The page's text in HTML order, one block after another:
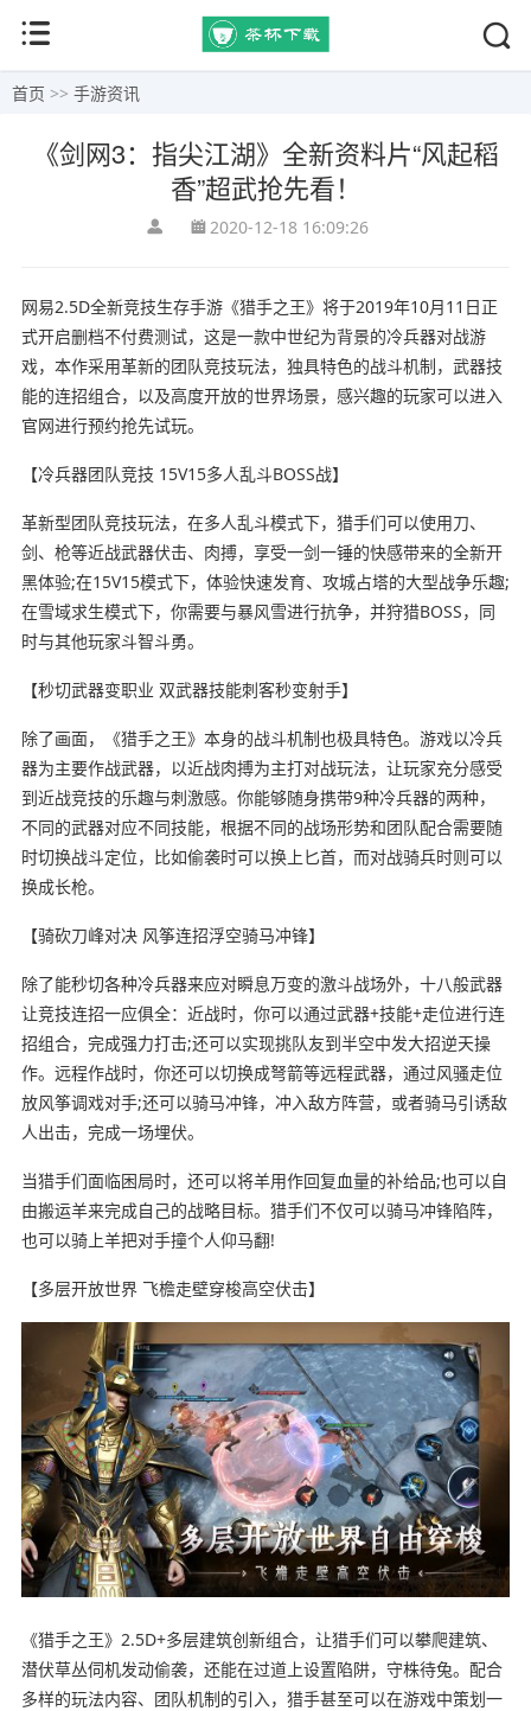
首页 >> 手游资讯
《剑网3：指尖江湖》全新资料片“风起稻
香”超武抢先看！
2020-12-18 16:09:26
网易2.5D全新竞技生存手游《猎手之王》将于2019年10月11日正
式开启删档不付费测试，这是一款中世纪为背景的冷兵器对战游
戏，本作采用革新的团队竞技玩法，独具特色的战斗机制，武器技
能的连招组合，以及高度开放的世界场景，感兴趣的玩家可以进入
官网进行预约抢先试玩。
【冷兵器团队竞技 15V15多人乱斗BOSS战】
革新型团队竞技玩法，在多人乱斗模式下，猎手们可以使用刀、
剑、枪等近战武器伏击、肉搏，享受一剑一锤的快感带来的全新开
黑体验;在15V15模式下，体验快速发育、攻城占塔的大型战争乐趣;
在雪域求生模式下，你需要与暴风雪进行抗争，并狩猎BOSS，同
时与其他玩家斗智斗勇。
【秒切武器变职业 双武器技能刺客秒变射手】
除了画面，《猎手之王》本身的战斗机制也极具特色。游戏以冷兵
器为主要作战武器，以近战肉搏为主打对战玩法，让玩家充分感受
到近战竞技的乐趣与刺激感。你能够随身携带9种冷兵器的两种，
不同的武器对应不同技能，根据不同的战场形势和团队配合需要随
时切换战斗定位，比如偷袭时可以换上匕首，而对战骑兵时则可以
换成长枪。
【骑砍刀峰对决 风筝连招浮空骑马冲锋】
除了能秒切各种冷兵器来应对瞬息万变的激斗战场外，十八般武器
让竞技连招一应俱全：近战时，你可以通过武器+技能+走位进行连
招组合，完成强力打击;还可以实现挑队友到半空中发大招逆天操
作。远程作战时，你还可以切换成弩箭等远程武器，通过风骚走位
放风筝调戏对手;还可以骑马冲锋，冲入敌方阵营，或者骑马引诱敌
人出击，完成一场埋伏。
当猎手们面临困局时，还可以将羊用作回复血量的补给品;也可以自
由搬运羊来完成自己的战略目标。猎手们不仅可以骑马冲锋陷阵，
也可以骑上羊把对手撞个人仰马翻!
【多层开放世界 飞檐走壁穿梭高空伏击】
《猎手之王》2.5D+多层建筑创新组合，让猎手们可以攀爬建筑、
潜伏草丛伺机发动偷袭，还能在过道上设置陷阱，守株待兔。配合
多样的玩法内容、团队机制的引入，猎手甚至可以在游戏中策划一